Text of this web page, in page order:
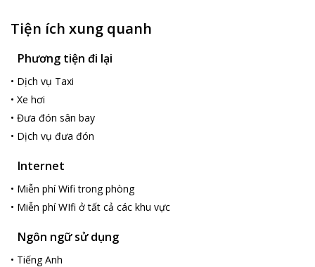
tạo nên một sự khác biệt lớn. Chúng tôi luôn nồng nhiệt và rất
vui mừng được chào đón các bạn đến với khách sạn Bridge
Lakeside!
Tiện ích xung quanh
Phương tiện đi lại
• Dịch vụ Taxi
• Xe hơi
• Đưa đón sân bay
• Dịch vụ đưa đón
Internet
• Miễn phí Wifi trong phòng
• Miễn phí WIfi ở tất cả các khu vực
Ngôn ngữ sử dụng
• Tiếng Anh